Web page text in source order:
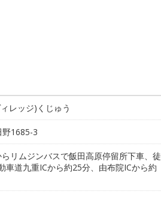
レッジ)くじゅう
野1685-3
らリムジンバスで飯田高原停留所下車、徒
車道九重ICから約25分、由布院ICから約